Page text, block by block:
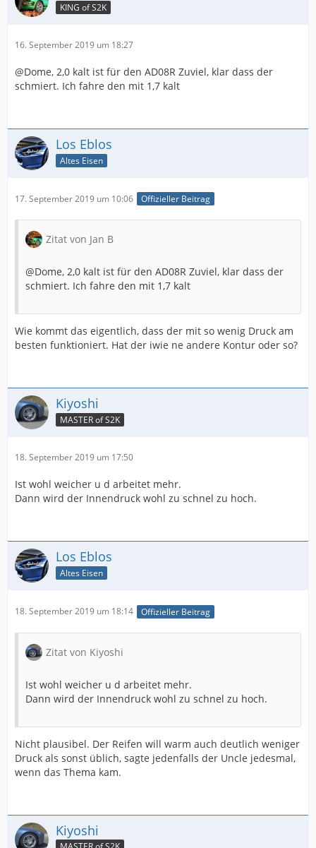
KING of S2K
16. September 2019 um 18:27
@Dome, 2,0 kalt ist für den AD08R Zuviel, klar dass der
schmiert. Ich fahre den mit 1,7 kalt
Los Eblos
Altes Eisen
17. September 2019 um 10:06 Offizieller Beitrag
Zitat von Jan B
@Dome, 2,0 kalt ist für den AD08R Zuviel, klar dass der
schmiert. Ich fahre den mit 1,7 kalt
Wie kommt das eigentlich, dass der mit so wenig Druck am
besten funktioniert. Hat der iwie ne andere Kontur oder so?
Kiyoshi
MASTER of S2K
18. September 2019 um 17:50
Ist wohl weicher u d arbeitet mehr.
Dann wird der Innendruck wohl zu schnel zu hoch.
Los Eblos
Altes Eisen
18. September 2019 um 18:14 Offizieller Beitrag
Zitat von Kiyoshi
Ist wohl weicher u d arbeitet mehr.
Dann wird der Innendruck wohl zu schnel zu hoch.
Nicht plausibel. Der Reifen will warm auch deutlich weniger
Druck als sonst üblich, sagte jedenfalls der Uncle jedesmal,
wenn das Thema kam.
Kiyoshi